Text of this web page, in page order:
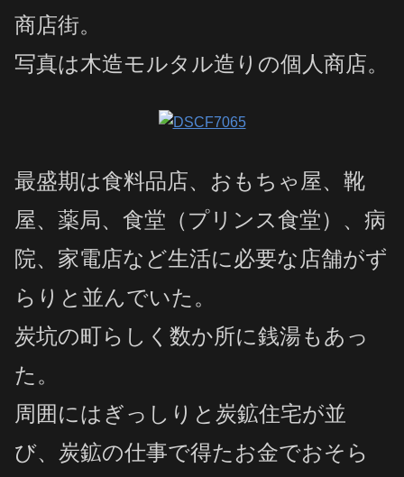
商店街。
写真は木造モルタル造りの個人商店。
最盛期は食料品店、おもちゃ屋、靴
屋、薬局、食堂（プリンス食堂）、病
院、家電店など生活に必要な店舗がず
らりと並んでいた。
炭坑の町らしく数か所に銭湯もあっ
た。
周囲にはぎっしりと炭鉱住宅が並
び、炭鉱の仕事で得たお金でおそら